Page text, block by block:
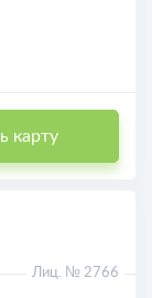
карту
Лиц. № 2766